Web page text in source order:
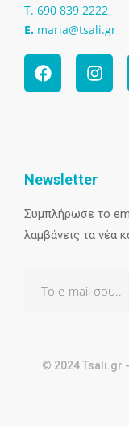
T. 690 839 2222
Ε. maria@tsali.gr
Newsletter
Συμπλήρωσε το
λαμβάνεις τα νέα
© 2024 Tsali.gr